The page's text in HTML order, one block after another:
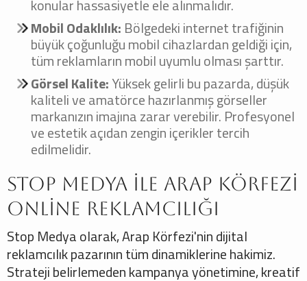
konular hassasiyetle ele alınmalıdır.
Mobil Odaklılık: Bölgedeki internet trafiğinin
büyük çoğunluğu mobil cihazlardan geldiği için,
tüm reklamların mobil uyumlu olması şarttır.
Görsel Kalite:Yüksek gelirli bu pazarda, düşük
kaliteli ve amatörce hazırlanmış görseller
markanızın imajına zarar verebilir. Profesyonel
ve estetik açıdan zengin içerikler tercih
edilmelidir.
Stop Medya ile Arap Körfezi
Online Reklamcılığı
Stop Medya olarak, Arap Körfezi'nin dijital
reklamcılık pazarının tüm dinamiklerine hakimiz.
Strateji belirlemeden kampanya yönetimine, kreatif